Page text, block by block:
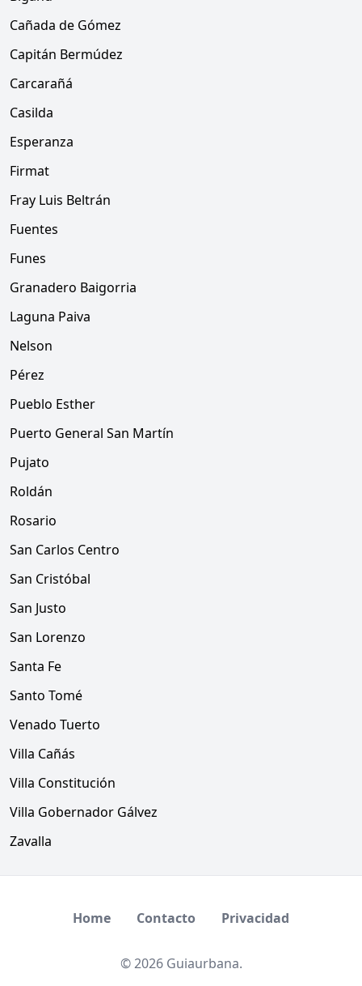
Cañada de Gómez
Capitán Bermúdez
Carcarañá
Casilda
Esperanza
Firmat
Fray Luis Beltrán
Fuentes
Funes
Granadero Baigorria
Laguna Paiva
Nelson
Pérez
Pueblo Esther
Puerto General San Martín
Pujato
Roldán
Rosario
San Carlos Centro
San Cristóbal
San Justo
San Lorenzo
Santa Fe
Santo Tomé
Venado Tuerto
Villa Cañás
Villa Constitución
Villa Gobernador Gálvez
Zavalla
Home Contacto Privacidad
© 2026 Guiaurbana.